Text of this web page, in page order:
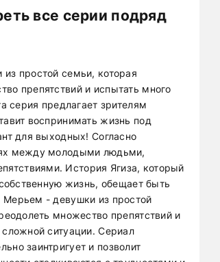
все серии подряд
простой семьи, которая
препятствий и испытать много
серия предлагает зрителям
воспринимать жизнь под
для выходных! Согласно
между молодыми людьми,
История Ягиза, который
жизнь, обещает быть
Мерьем - девушки из простой
множество препятствий и
ситуации. Сериал
заинтригует и позволит